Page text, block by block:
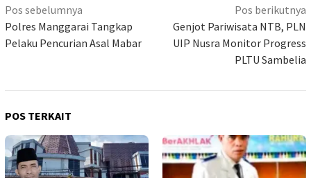
Navigasi
pos
Pos sebelumnya
Polres Manggarai Tangkap
Pelaku Pencurian Asal Mabar
Pos berikutnya
Genjot Pariwisata NTB, PLN
UIP Nusra Monitor Progress
PLTU Sambelia
POS TERKAIT